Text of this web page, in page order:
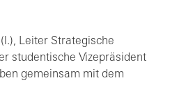
Leiter Strategische
studentische Vizepräsident
gemeinsam mit dem